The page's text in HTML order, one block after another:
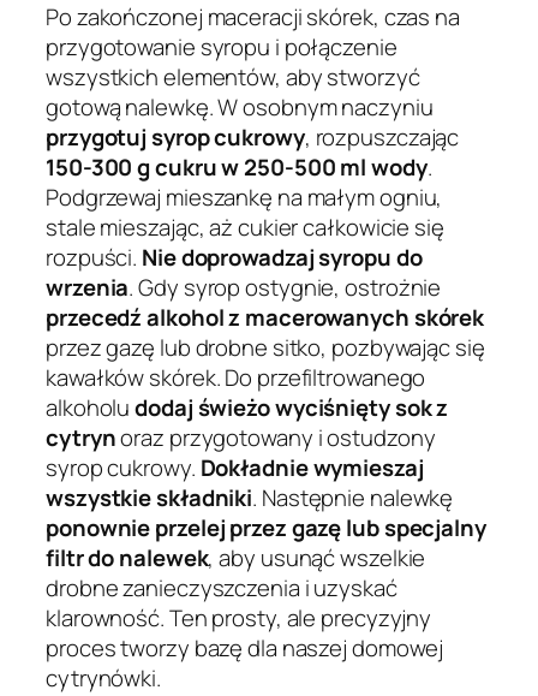
Po zakończonej maceracji skórek, czas na
przygotowanie syropu i połączenie
wszystkich elementów, aby stworzyć
gotową nalewkę. W osobnym naczyniu
przygotuj syrop cukrowy, rozpuszczając
150-300 g cukru w 250-500 ml wody.
Podgrzewaj mieszankę na małym ogniu,
stale mieszając, aż cukier całkowicie się
rozpuści. Nie doprowadzaj syropu do
wrzenia. Gdy syrop ostygnie, ostrożnie
przecedź alkohol z macerowanych skórek
przez gazę lub drobne sitko, pozbywając się
kawałków skórek. Do przefiltrowanego
alkoholudodaj świeżo wyciśnięty sok z
cytrynoraz przygotowany i ostudzony
syrop cukrowy. Dokładnie wymieszaj
wszystkie składniki. Następnie nalewkę
ponownie przelej przez gazę lub specjalny
filtr do nalewek, aby usunąć wszelkie
drobne zanieczyszczenia i uzyskać
klarowność. Ten prosty, ale precyzyjny
proces tworzy bazę dla naszej domowej
cytrynówki.